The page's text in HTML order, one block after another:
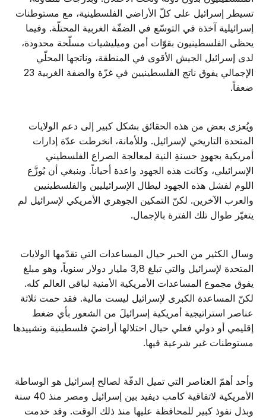
تسيطر إسرائيل على كلّ الأراضي الفلسطينية، مع مستوطنات
إسرائيلية آخذة في التوسّع في الضفّة الغربية المحتلّة. وفيما
يحظى الفلسطينيون بقوّات أمن وميليشيات مسلّحة محدودة،
لدى إسرائيل الجيش الأقوى في المنطقة، وناتجها المحلّي
الإجمالي يفوق ناتج الفلسطينيين في غزّة والضفة الغربية 23
ضعفاً.
ويُعزى بعض من هذه الحقائق بشكل كبير إلى دعم الولايات
المتحدة التاريخي لإسرائيل. وللأمانة، انخرطت عدّة إدارات
أمريكية بجهودٍ حسنةِ النية لمعالجة الصراع الفلسطيني
الإسرائيلي، وكانت هذه الجهود واعدة أحياناً. وينبغي أن يُوزَّع
اللوم لفشل هذه الجهود ليطال الإسرائيليين والفلسطينيين
والعرب الآخرين. لكنّ التمكين الجوهري الأمريكي لإسرائيل لم
يتغيّر طوال تلك الفترة بالإجمال.
وسال الكثير من الحبر حيال المساعدات التي تقدّمها الولايات
المتحدة لإسرائيل والتي تبلغ 3,8 مليار دولار سنوياً، وهو مبلغ
يفوق مجموع المساعدات الأمريكية الأمنية لباقي العالم كله.
لكنّ المساعدة الكبرى لإسرائيل ليست مالية. فقد حمت ثلاثة
عناصر استراتيجية أمريكية إسرائيلَ من الشعور بأي ضغط
إقليمي أو دولي فعلي حيال احتلالها أراضيَ فلسطينية وتشييدها
مستوطنات غير شرعية فيها.
وأحد أهمّ العناصر التي تميل الدفّة لصالح إسرائيل هو الوساطة
الأمريكية لاتفاقية كامب ديفيد بين إسرائيل ومصر منذ 40 سنة
وبذل نفوذ كبير للمحافظة عليها منذ ذلك الوقت. وقد خدمت